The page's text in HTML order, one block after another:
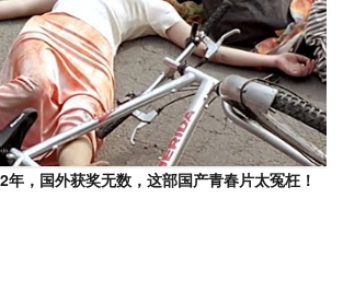
年，国外获奖无数，这部国产青春片太冤枉！